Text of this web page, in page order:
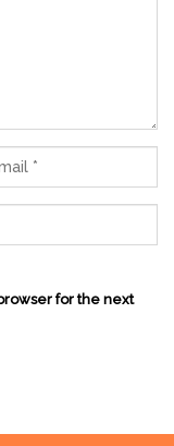
for the next